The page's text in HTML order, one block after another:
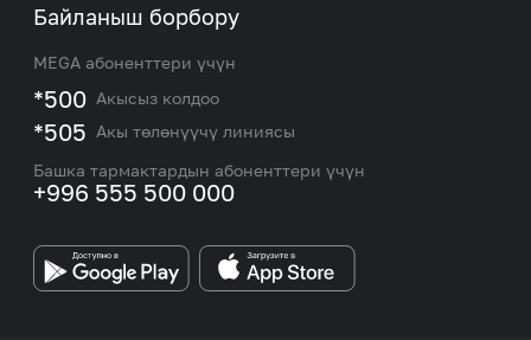
Роуминг жана эл аралык чалуулар
eSIM
Номерди тандоо
M2M
Корпоративдик жана VIP кардарлар менен иштөө
боюнча бөлүмдүн кызматкерлеринин байланыш
маалыматтары.
Биз жөнүндө
Жаңылыктар
Тармакты камтуу картасы жана тейлөө борборлору
MEGAда иште
MEGA бренди
Байланыш борбору
MEGA абоненттери үчүн
*500 Акысыз колдоо
*505 Акы төлөнүүчү линиясы
Башка тармактардын абоненттери үчүн
+996 555 500 000